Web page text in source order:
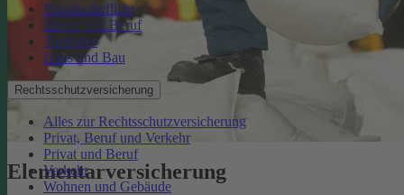
Privathaftpflicht
Dienst und Beruf
Tierhalter
Haus und Bau
Rechtsschutzversicherung
Alles zur Rechtsschutzversicherung
Privat, Beruf und Verkehr
Privat und Beruf
Verkehr
Wohnen und Gebäude
Elementarversicherung